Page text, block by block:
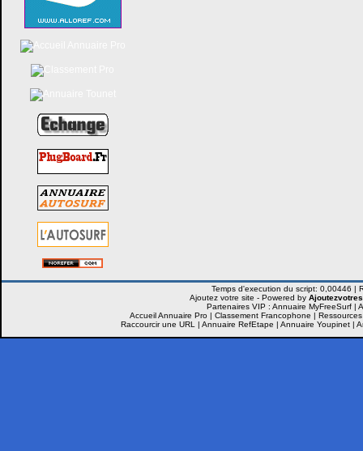
Ajoutez votre site - Powered by
Partenaires VIP : Annuaire MyFreeSurf|
Accueil Annuaire Pro| Classement Francophone |
Raccourcir une URL
| Annuaire RefEtape | Annuaire Youpinet |